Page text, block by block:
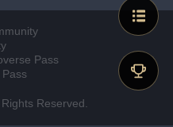
Pass
Reserved.